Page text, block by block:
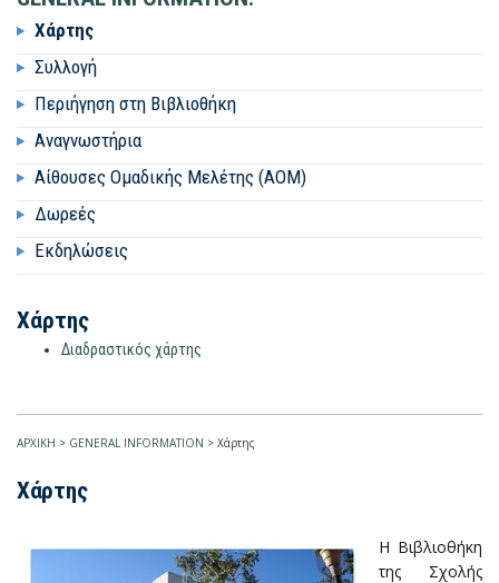
Χάρτης
Συλλογή
Περιήγηση στη Βιβλιοθήκη
Αναγνωστήρια
Αίθουσες Ομαδικής Μελέτης (ΑΟΜ)
Δωρεές
Εκδηλώσεις
Χάρτης
Διαδραστικός χάρτης
ΑΡΧΙΚΗ > GENERAL INFORMATION > Χάρτης
Χάρτης
Η Βιβλιοθήκη
της Σχολής